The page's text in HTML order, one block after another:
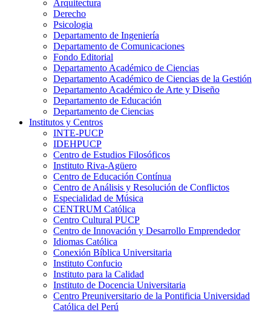
Arquitectura
Derecho
Psicologia
Departamento de Ingeniería
Departamento de Comunicaciones
Fondo Editorial
Departamento Académico de Ciencias
Departamento Académico de Ciencias de la Gestión
Departamento Académico de Arte y Diseño
Departamento de Educación
Departamento de Ciencias
Institutos y Centros
INTE-PUCP
IDEHPUCP
Centro de Estudios Filosóficos
Instituto Riva-Agüero
Centro de Educación Contínua
Centro de Análisis y Resolución de Conflictos
Especialidad de Música
CENTRUM Católica
Centro Cultural PUCP
Centro de Innovación y Desarrollo Emprendedor
Idiomas Católica
Conexión Bíblica Universitaria
Instituto Confucio
Instituto para la Calidad
Instituto de Docencia Universitaria
Centro Preuniversitario de la Pontificia Universidad
Católica del Perú